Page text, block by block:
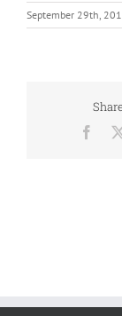
September 29th,